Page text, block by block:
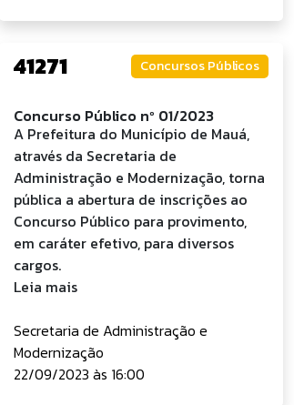
41271 Concursos Públicos
Concurso Público nº 01/2023
A Prefeitura do Município de Mauá,
através da Secretaria de
Administração e Modernização, torna
pública a abertura de inscrições ao
Concurso Público para provimento,
em caráter efetivo, para diversos
cargos.
Leia mais
Secretaria de Administração e
Modernização
22/09/2023 às 16:00